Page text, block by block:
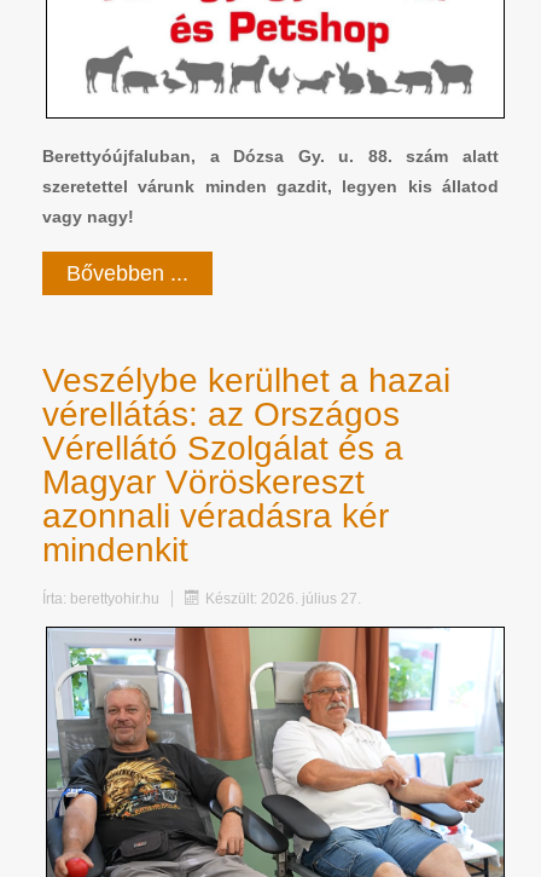
Berettyóújfaluban, a Dózsa Gy. u. 88. szám alatt
szeretettel várunk minden gazdit, legyen kis állatod
vagy nagy!
Bővebben ...
Veszélybe kerülhet a hazai
vérellátás: az Országos
Vérellátó Szolgálat és a
Magyar Vöröskereszt
azonnali véradásra kér
mindenkit
Írta: berettyohir.hu Készült: 2026. július 27.